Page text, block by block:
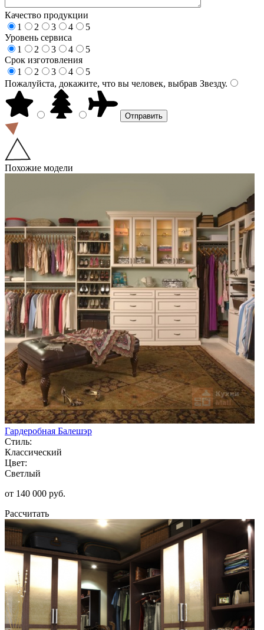
Качество продукции
1
2 3 4
5
Уровень сервиса
1
2 3 4
5
Срок изготовления
1
2 3 4
5
Пожалуйста, докажите, что вы человек, выбрав Звезду.
Похожие модели
Гардеробная Балешэр
Стиль:
Классический
Цвет:
Светлый
от 140 000 руб.
Рассчитать